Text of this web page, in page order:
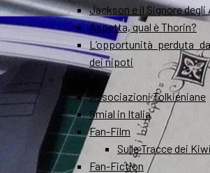
Jackson e il Signore degli
Aspetta, qual è Thorin?
L’opportunità perduta
dei nipoti
Fandom
Associazioni Tolkieniane
Smial in Italia
Fan-Film
Sulle Tracce dei
Fan-Fiction